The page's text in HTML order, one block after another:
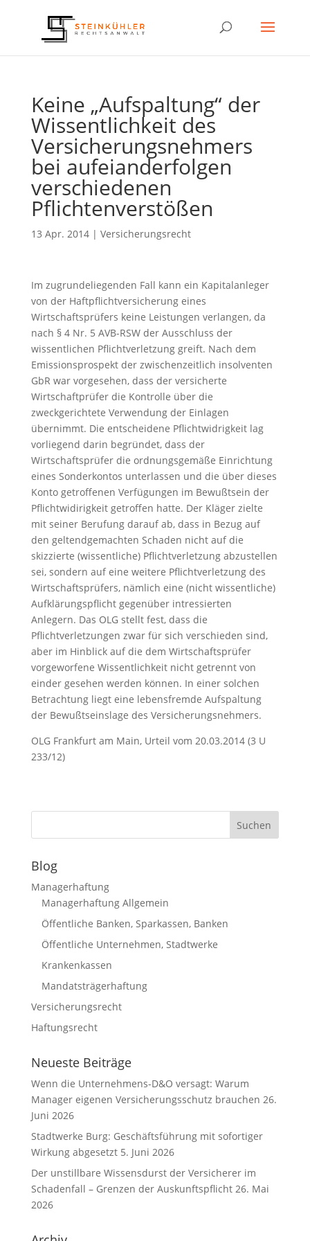
Keine „Aufspaltung“ der
Wissentlichkeit des
Versicherungsnehmers
bei aufeianderfolgen
verschiedenen
Pflichtenverstößen
13 Apr. 2014| Versicherungsrecht
Im zugrundeliegenden Fall kann ein Kapitalanleger
von der Haftpflichtversicherung eines
Wirtschaftsprüfers keine Leistungen verlangen, da
nach § 4 Nr. 5 AVB-RSW der Ausschluss der
wissentlichen Pflichtverletzung greift. Nach dem
Emissionsprospekt der zwischenzeitlich insolventen
GbR war vorgesehen, dass der versicherte
Wirtschaftprüfer die Kontrolle über die
zweckgerichtete Verwendung der Einlagen
übernimmt. Die entscheidene Pflichtwidrigkeit lag
vorliegend darin begründet, dass der
Wirtschaftsprüfer die ordnungsgemäße Einrichtung
eines Sonderkontos unterlassen und die über dieses
Konto getroffenen Verfügungen im Bewußtsein der
Pflichtwidirigkeit getroffen hatte. Der Kläger zielte
mit seiner Berufung darauf ab, dass in Bezug auf
den geltendgemachten Schaden nicht auf die
skizzierte (wissentliche) Pflichtverletzung abzustellen
sei, sondern auf eine weitere Pflichtverletzung des
Wirtschaftsprüfers, nämlich eine (nicht wissentliche)
Aufklärungspflicht gegenüber intressierten
Anlegern. Das OLG stellt fest, dass die
Pflichtverletzungen zwar für sich verschieden sind,
aber im Hinblick auf die dem Wirtschaftsprüfer
vorgeworfene Wissentlichkeit nicht getrennt von
einder gesehen werden können. In einer solchen
Betrachtung liegt eine lebensfremde Aufspaltung
der Bewußtseinslage des Versicherungsnehmers.
OLG Frankfurt am Main, Urteil vom 20.03.2014 (3 U
233/12)
Blog
Managerhaftung
Managerhaftung Allgemein
Öffentliche Banken, Sparkassen, Banken
Öffentliche Unternehmen, Stadtwerke
Krankenkassen
Mandatsträgerhaftung
Versicherungsrecht
Haftungsrecht
Neueste Beiträge
Wenn die Unternehmens-D&O versagt: Warum
Manager eigenen Versicherungsschutz brauchen 26.
Juni 2026
Stadtwerke Burg: Geschäftsführung mit sofortiger
Wirkung abgesetzt 5. Juni 2026
Der unstillbare Wissensdurst der Versicherer im
Schadenfall – Grenzen der Auskunftspflicht 26. Mai
2026